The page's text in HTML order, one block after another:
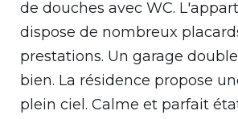
de douches avec WC.
dispose de nombreux
prestations. Un garage
bien. La résidence propose
plein ciel. Calme et parfait